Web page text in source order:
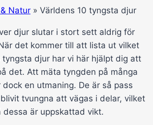
Natur » Världens 10 tyngsta djur
djur slutar i stort sett aldrig för
det kommer till att lista ut vilket
tyngsta djur har vi här hjälpt dig att
det. Att mäta tyngden på många
en utmaning. De är så pass
tvungna att vägas i delar, vilket
dessa är uppskattad vikt.